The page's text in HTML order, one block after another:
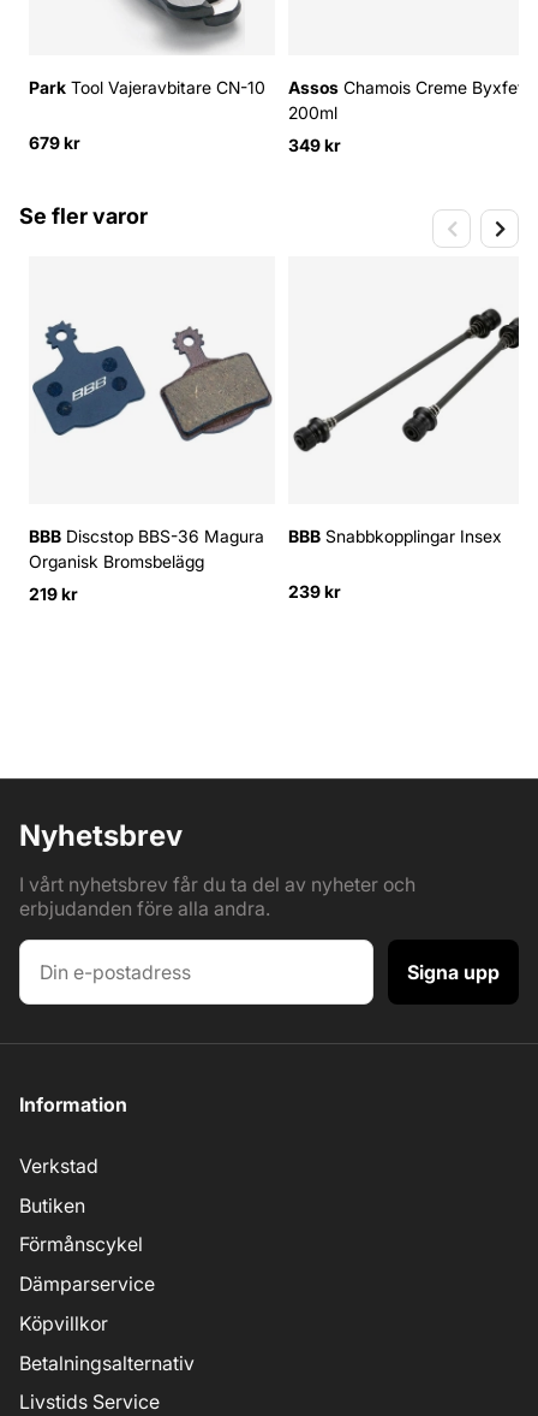
Park Tool Vajeravbitare CN-10
679 kr
Assos Chamois Creme Byxfett
200ml
349 kr
Se fler varor
BBB Discstop BBS-36 Magura
Organisk Bromsbelägg
219 kr
BBB Snabbkopplingar Insex
239 kr
Nyhetsbrev
I vårt nyhetsbrev får du ta del av nyheter och
erbjudanden före alla andra.
Signa upp
Information
Verkstad
Butiken
Förmånscykel
Dämparservice
Köpvillkor
Betalningsalternativ
Livstids Service